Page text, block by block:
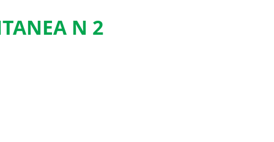
N 2